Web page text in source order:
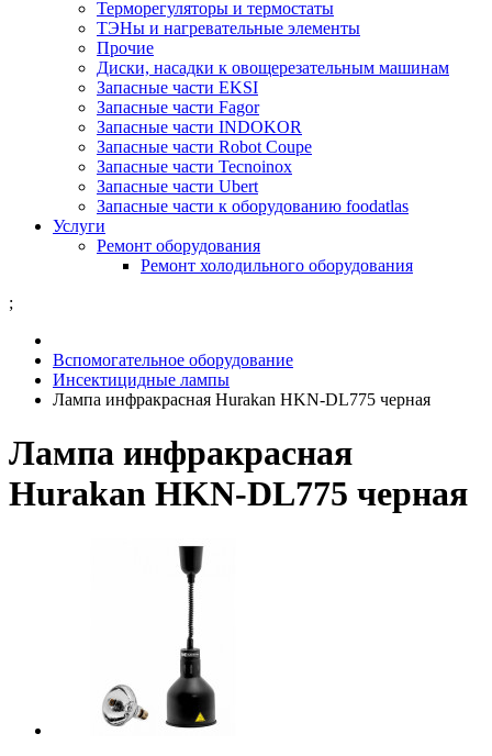
Терморегуляторы и термостаты
ТЭНы и нагревательные элементы
Прочие
Диски, насадки к овощерезательным машинам
Запасные части EKSI
Запасные части Fagor
Запасные части INDOKOR
Запасные части Robot Coupe
Запасные части Tecnoinox
Запасные части Ubert
Запасные части к оборудованию foodatlas
Услуги
Ремонт оборудования
Ремонт холодильного оборудования
;
Вспомогательное оборудование
Инсектицидные лампы
Лампа инфракрасная Hurakan HKN-DL775 черная
Лампа инфракрасная
Hurakan HKN-DL775 черная